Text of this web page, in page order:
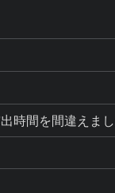
時間を間違えまし